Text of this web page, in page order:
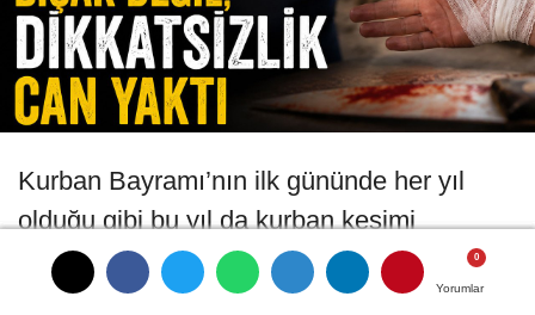
Yorumlar
Yorumlar
Yorumlar
Yorumlar
Kurban Bayramı’nın ilk gününde her yıl
olduğu gibi bu yıl da kurban kesimi
sırasında yaşanan kazalar acil servisleri
doldurdu. Karaman Eğitim ve Araştırma